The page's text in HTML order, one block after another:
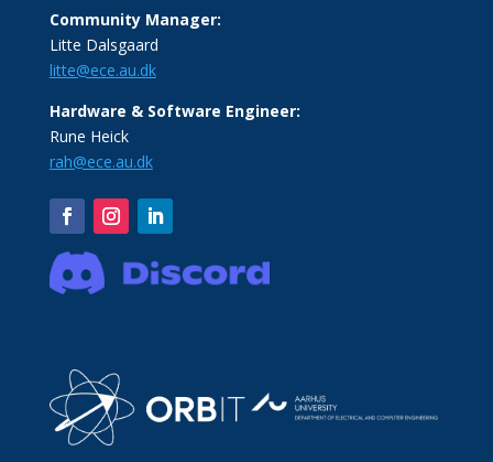
Community Manager:
Litte Dalsgaard
litte@ece.au.dk
Hardware & Software Engineer:
Rune Heick
rah@ece.au.dk